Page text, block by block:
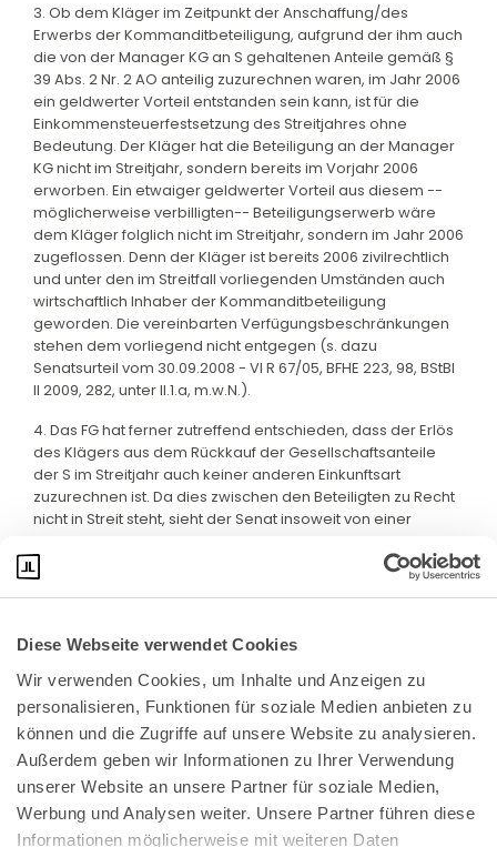
Diese Webseite verwendet Cookies
Wir verwenden Cookies, um Inhalte und Anzeigen zu
personalisieren, Funktionen für soziale Medien anbieten zu
können und die Zugriffe auf unsere Website zu analysieren.
Außerdem geben wir Informationen zu Ihrer Verwendung
unserer Website an unsere Partner für soziale Medien,
Werbung und Analysen weiter. Unsere Partner führen diese
Informationen möglicherweise mit weiteren Daten
3. Ob dem Kläger im Zeitpunkt der Anschaffung/des
Erwerbs der Kommanditbeteiligung, aufgrund der ihm auch
die von der Manager KG an S gehaltenen Anteile gemäß §
39 Abs. 2 Nr. 2 AO anteilig zuzurechnen waren, im Jahr 2006
ein geldwerter Vorteil entstanden sein kann, ist für die
Einkommensteuerfestsetzung des Streitjahres ohne
Bedeutung. Der Kläger hat die Beteiligung an der Manager
KG nicht im Streitjahr, sondern bereits im Vorjahr 2006
erworben. Ein etwaiger geldwerter Vorteil aus diesem --
möglicherweise verbilligten-- Beteiligungserwerb wäre
dem Kläger folglich nicht im Streitjahr, sondern im Jahr 2006
zugeflossen. Denn der Kläger ist bereits 2006 zivilrechtlich
und unter den im Streitfall vorliegenden Umständen auch
wirtschaftlich Inhaber der Kommanditbeteiligung
geworden. Die vereinbarten Verfügungsbeschränkungen
stehen dem vorliegend nicht entgegen (s. dazu
Senatsurteil vom 30.09.2008 - VI R 67/05, BFHE 223, 98, BStBl
II 2009, 282, unter II.1.a, m.w.N.).
4. Das FG hat ferner zutreffend entschieden, dass der Erlös
des Klägers aus dem Rückkauf der Gesellschaftsanteile
der S im Streitjahr auch keiner anderen Einkunftsart
zuzurechnen ist. Da dies zwischen den Beteiligten zu Recht
nicht in Streit steht, sieht der Senat insoweit von einer
Bundeskanzlerplatz 2
53113 Bonn